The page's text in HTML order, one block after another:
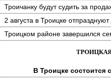
Троичанку будут судить за
2 августа в Троицке
Троицком районе завершился
В Троицке состоится